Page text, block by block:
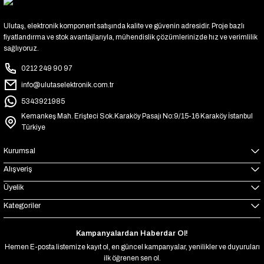
Ulutaş, elektronik komponent satışında kalite ve güvenin adresidir. Proje bazlı
fiyatlandırma ve stok avantajlarıyla, mühendislik çözümlerinizde hız ve verimlilik
sağlıyoruz.
0212 249 90 97
info@ulutaselektronik.com.tr
5343921985
Kemankeş Mah. Erişteci Sok.Karaköy Pasajı No:9/15-16 Karaköy İstanbul
Türkiye
Kurumsal
Alışveriş
Üyelik
Kategoriler
Kampanyalardan Haberdar Ol!
Hemen E-posta listemize kayıt ol, en güncel kampanyalar, yenilikler ve duyuruları
ilk öğrenen sen ol.